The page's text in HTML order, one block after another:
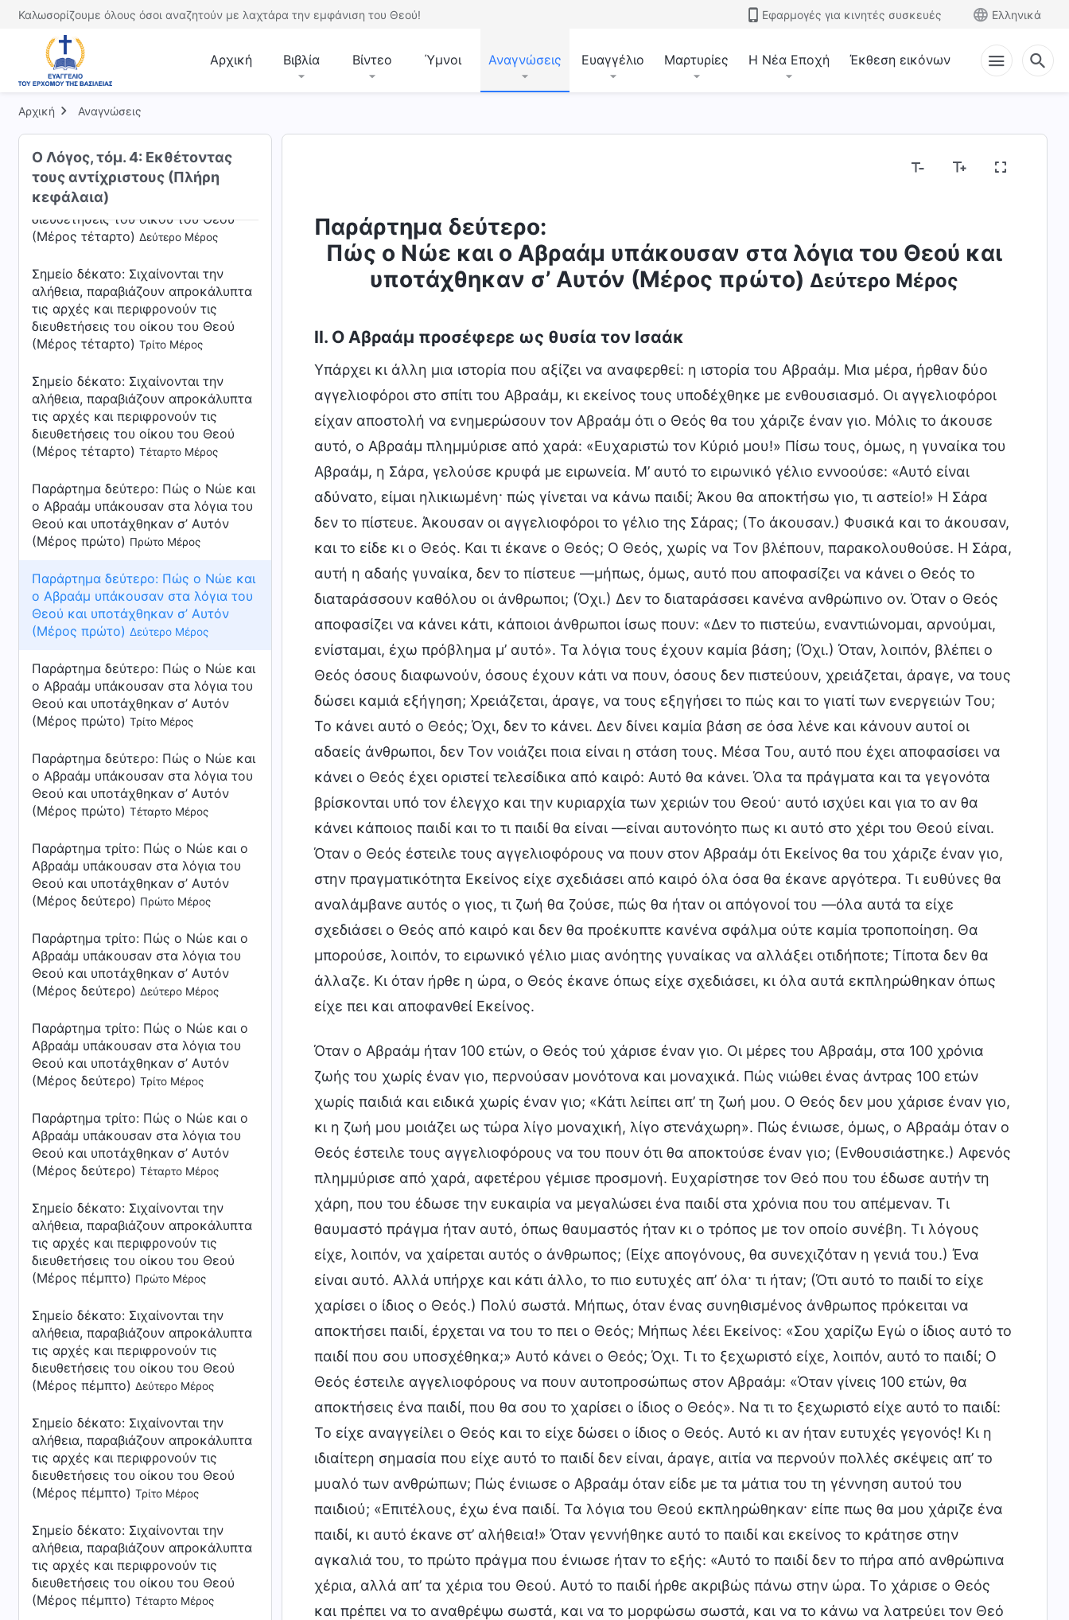
Καλωσορίζουμε όλους όσοι αναζητούν με λαχτάρα την εμφάνιση του Θεού! Εφαρμογές για κινητές συσκευές Ελληνικά
Αρχική Βιβλία Βίντεο Ύμνοι Αναγνώσεις Ευαγγέλιο Μαρτυρίες Η Νέα Εποχή Έκθεση εικόνων
Αρχική Αναγνώσεις
Ο Λόγος, τόμ. 4: Εκθέτοντας
τους αντίχριστους (Πλήρη
κεφάλαια)
(Μέρος τρίτο)Τέταρτο Μέρος
Σημείο δέκατο: Σιχαίνονται την
αλήθεια, παραβιάζουν απροκάλυπτα
διευθετήσεις του οίκου του Θεού
Σημείο δέκατο: Σιχαίνονται την
αλήθεια, παραβιάζουν απροκάλυπτα
τις αρχές και περιφρονούν τις
διευθετήσεις του οίκου του Θεού
(Μέρος τέταρτο) Δεύτερο Μέρος
Σημείο δέκατο: Σιχαίνονται την
αλήθεια, παραβιάζουν απροκάλυπτα
τις αρχές και περιφρονούν τις
διευθετήσεις του οίκου του Θεού
(Μέρος τέταρτο) Τρίτο Μέρος
Σημείο δέκατο: Σιχαίνονται την
αλήθεια, παραβιάζουν απροκάλυπτα
τις αρχές και περιφρονούν τις
διευθετήσεις του οίκου του Θεού
(Μέρος τέταρτο) Τέταρτο Μέρος
Παράρτημα δεύτερο: Πώς ο Νώε και
ο Αβραάμ υπάκουσαν στα λόγια του
Θεού και υποτάχθηκαν σ’ Αυτόν
(Μέρος πρώτο) Πρώτο Μέρος
Παράρτημα δεύτερο: Πώς ο Νώε και
ο Αβραάμ υπάκουσαν στα λόγια του
Θεού και υποτάχθηκαν σ’ Αυτόν
(Μέρος πρώτο) Δεύτερο Μέρος
Παράρτημα δεύτερο: Πώς ο Νώε και
ο Αβραάμ υπάκουσαν στα λόγια του
Θεού και υποτάχθηκαν σ’ Αυτόν
(Μέρος πρώτο) Τρίτο Μέρος
Παράρτημα δεύτερο: Πώς ο Νώε και
ο Αβραάμ υπάκουσαν στα λόγια του
Θεού και υποτάχθηκαν σ’ Αυτόν
(Μέρος πρώτο) Τέταρτο Μέρος
Παράρτημα τρίτο: Πώς ο Νώε και ο
Αβραάμ υπάκουσαν στα λόγια του
Θεού και υποτάχθηκαν σ’ Αυτόν
(Μέρος δεύτερο) Πρώτο Μέρος
Παράρτημα τρίτο: Πώς ο Νώε και ο
Αβραάμ υπάκουσαν στα λόγια του
Θεού και υποτάχθηκαν σ’ Αυτόν
(Μέρος δεύτερο) Δεύτερο Μέρος
Παράρτημα τρίτο: Πώς ο Νώε και ο
Αβραάμ υπάκουσαν στα λόγια του
Θεού και υποτάχθηκαν σ’ Αυτόν
(Μέρος δεύτερο) Τρίτο Μέρος
Παράρτημα τρίτο: Πώς ο Νώε και ο
Αβραάμ υπάκουσαν στα λόγια του
Θεού και υποτάχθηκαν σ’ Αυτόν
(Μέρος δεύτερο) Τέταρτο Μέρος
Σημείο δέκατο: Σιχαίνονται την
αλήθεια, παραβιάζουν απροκάλυπτα
τις αρχές και περιφρονούν τις
διευθετήσεις του οίκου του Θεού
(Μέρος πέμπτο) Πρώτο Μέρος
Σημείο δέκατο: Σιχαίνονται την
αλήθεια, παραβιάζουν απροκάλυπτα
τις αρχές και περιφρονούν τις
διευθετήσεις του οίκου του Θεού
(Μέρος πέμπτο) Δεύτερο Μέρος
Σημείο δέκατο: Σιχαίνονται την
αλήθεια, παραβιάζουν απροκάλυπτα
τις αρχές και περιφρονούν τις
διευθετήσεις του οίκου του Θεού
(Μέρος πέμπτο) Τρίτο Μέρος
Σημείο δέκατο: Σιχαίνονται την
αλήθεια, παραβιάζουν απροκάλυπτα
τις αρχές και περιφρονούν τις
διευθετήσεις του οίκου του Θεού
(Μέρος πέμπτο) Τέταρτο Μέρος
Παράρτημα δεύτερο:
Πώς ο Νώε και ο Αβραάμ υπάκουσαν στα λόγια του Θεού και
υποτάχθηκαν σ’ Αυτόν (Μέρος πρώτο)Δεύτερο Μέρος
ΙΙ. Ο Αβραάμ προσέφερε ως θυσία τον Ισαάκ
Υπάρχει κι άλλη μια ιστορία που αξίζει να αναφερθεί: η ιστορία του Αβραάμ. Μια μέρα, ήρθαν δύο
αγγελιοφόροι στο σπίτι του Αβραάμ, κι εκείνος τους υποδέχθηκε με ενθουσιασμό. Οι αγγελιοφόροι
είχαν αποστολή να ενημερώσουν τον Αβραάμ ότι ο Θεός θα του χάριζε έναν γιο. Μόλις το άκουσε
αυτό, ο Αβραάμ πλημμύρισε από χαρά: «Ευχαριστώ τον Κύριό μου!» Πίσω τους, όμως, η γυναίκα του
Αβραάμ, η Σάρα, γελούσε κρυφά με ειρωνεία. Μ’ αυτό το ειρωνικό γέλιο εννοούσε: «Αυτό είναι
αδύνατο, είμαι ηλικιωμένη· πώς γίνεται να κάνω παιδί; Άκου θα αποκτήσω γιο, τι αστείο!» Η Σάρα
δεν το πίστευε. Άκουσαν οι αγγελιοφόροι το γέλιο της Σάρας; (Το άκουσαν.) Φυσικά και το άκουσαν,
και το είδε κι ο Θεός. Και τι έκανε ο Θεός; Ο Θεός, χωρίς να Τον βλέπουν, παρακολουθούσε. Η Σάρα,
αυτή η αδαής γυναίκα, δεν το πίστευε —μήπως, όμως, αυτό που αποφασίζει να κάνει ο Θεός το
διαταράσσουν καθόλου οι άνθρωποι; (Όχι.) Δεν το διαταράσσει κανένα ανθρώπινο ον. Όταν ο Θεός
αποφασίζει να κάνει κάτι, κάποιοι άνθρωποι ίσως πουν: «Δεν το πιστεύω, εναντιώνομαι, αρνούμαι,
ενίσταμαι, έχω πρόβλημα μ’ αυτό». Τα λόγια τους έχουν καμία βάση; (Όχι.) Όταν, λοιπόν, βλέπει ο
Θεός όσους διαφωνούν, όσους έχουν κάτι να πουν, όσους δεν πιστεύουν, χρειάζεται, άραγε, να τους
δώσει καμιά εξήγηση; Χρειάζεται, άραγε, να τους εξηγήσει το πώς και το γιατί των ενεργειών Του;
Το κάνει αυτό ο Θεός; Όχι, δεν το κάνει. Δεν δίνει καμία βάση σε όσα λένε και κάνουν αυτοί οι
αδαείς άνθρωποι, δεν Τον νοιάζει ποια είναι η στάση τους. Μέσα Του, αυτό που έχει αποφασίσει να
κάνει ο Θεός έχει οριστεί τελεσίδικα από καιρό: Αυτό θα κάνει. Όλα τα πράγματα και τα γεγονότα
βρίσκονται υπό τον έλεγχο και την κυριαρχία των χεριών του Θεού· αυτό ισχύει και για το αν θα
κάνει κάποιος παιδί και το τι παιδί θα είναι —είναι αυτονόητο πως κι αυτό στο χέρι του Θεού είναι.
Όταν ο Θεός έστειλε τους αγγελιοφόρους να πουν στον Αβραάμ ότι Εκείνος θα του χάριζε έναν γιο,
στην πραγματικότητα Εκείνος είχε σχεδιάσει από καιρό όλα όσα θα έκανε αργότερα. Τι ευθύνες θα
αναλάμβανε αυτός ο γιος, τι ζωή θα ζούσε, πώς θα ήταν οι απόγονοί του —όλα αυτά τα είχε
σχεδιάσει ο Θεός από καιρό και δεν θα προέκυπτε κανένα σφάλμα ούτε καμία τροποποίηση. Θα
μπορούσε, λοιπόν, το ειρωνικό γέλιο μιας ανόητης γυναίκας να αλλάξει οτιδήποτε; Τίποτα δεν θα
άλλαζε. Κι όταν ήρθε η ώρα, ο Θεός έκανε όπως είχε σχεδιάσει, κι όλα αυτά εκπληρώθηκαν όπως
είχε πει και αποφανθεί Εκείνος.
Όταν ο Αβραάμ ήταν 100 ετών, ο Θεός τού χάρισε έναν γιο. Οι μέρες του Αβραάμ, στα 100 χρόνια
ζωής του χωρίς έναν γιο, περνούσαν μονότονα και μοναχικά. Πώς νιώθει ένας άντρας 100 ετών
χωρίς παιδιά και ειδικά χωρίς έναν γιο; «Κάτι λείπει απ’ τη ζωή μου. Ο Θεός δεν μου χάρισε έναν γιο,
κι η ζωή μου μοιάζει ως τώρα λίγο μοναχική, λίγο στενάχωρη». Πώς ένιωσε, όμως, ο Αβραάμ όταν ο
Θεός έστειλε τους αγγελιοφόρους να του πουν ότι θα αποκτούσε έναν γιο; (Ενθουσιάστηκε.) Αφενός
πλημμύρισε από χαρά, αφετέρου γέμισε προσμονή. Ευχαρίστησε τον Θεό που του έδωσε αυτήν τη
χάρη, που του έδωσε την ευκαιρία να μεγαλώσει ένα παιδί στα χρόνια που του απέμεναν. Τι
θαυμαστό πράγμα ήταν αυτό, όπως θαυμαστός ήταν κι ο τρόπος με τον οποίο συνέβη. Τι λόγους
είχε, λοιπόν, να χαίρεται αυτός ο άνθρωπος; (Είχε απογόνους, θα συνεχιζόταν η γενιά του.) Ένα
είναι αυτό. Αλλά υπήρχε και κάτι άλλο, το πιο ευτυχές απ’ όλα· τι ήταν; (Ότι αυτό το παιδί το είχε
χαρίσει ο ίδιος ο Θεός.) Πολύ σωστά. Μήπως, όταν ένας συνηθισμένος άνθρωπος πρόκειται να
αποκτήσει παιδί, έρχεται να του το πει ο Θεός; Μήπως λέει Εκείνος: «Σου χαρίζω Εγώ ο ίδιος αυτό το
παιδί που σου υποσχέθηκα;» Αυτό κάνει ο Θεός; Όχι. Τι το ξεχωριστό είχε, λοιπόν, αυτό το παιδί; Ο
Θεός έστειλε αγγελιοφόρους να πουν αυτοπροσώπως στον Αβραάμ: «Όταν γίνεις 100 ετών, θα
αποκτήσεις ένα παιδί, που θα σου το χαρίσει ο ίδιος ο Θεός». Να τι το ξεχωριστό είχε αυτό το παιδί:
Το είχε αναγγείλει ο Θεός και το είχε δώσει ο ίδιος ο Θεός. Αυτό κι αν ήταν ευτυχές γεγονός! Κι η
ιδιαίτερη σημασία που είχε αυτό το παιδί δεν είναι, άραγε, αιτία να περνούν πολλές σκέψεις απ’ το
μυαλό των ανθρώπων; Πώς ένιωσε ο Αβραάμ όταν είδε με τα μάτια του τη γέννηση αυτού του
παιδιού; «Επιτέλους, έχω ένα παιδί. Τα λόγια του Θεού εκπληρώθηκαν· είπε πως θα μου χάριζε ένα
παιδί, κι αυτό έκανε στ’ αλήθεια!» Όταν γεννήθηκε αυτό το παιδί και εκείνος το κράτησε στην
αγκαλιά του, το πρώτο πράγμα που ένιωσε ήταν το εξής: «Αυτό το παιδί δεν το πήρα από ανθρώπινα
χέρια, αλλά απ’ τα χέρια του Θεού. Αυτό το παιδί ήρθε ακριβώς πάνω στην ώρα. Το χάρισε ο Θεός
και πρέπει να το αναθρέψω σωστά, και να το μορφώσω σωστά, και να το κάνω να λατρεύει τον Θεό